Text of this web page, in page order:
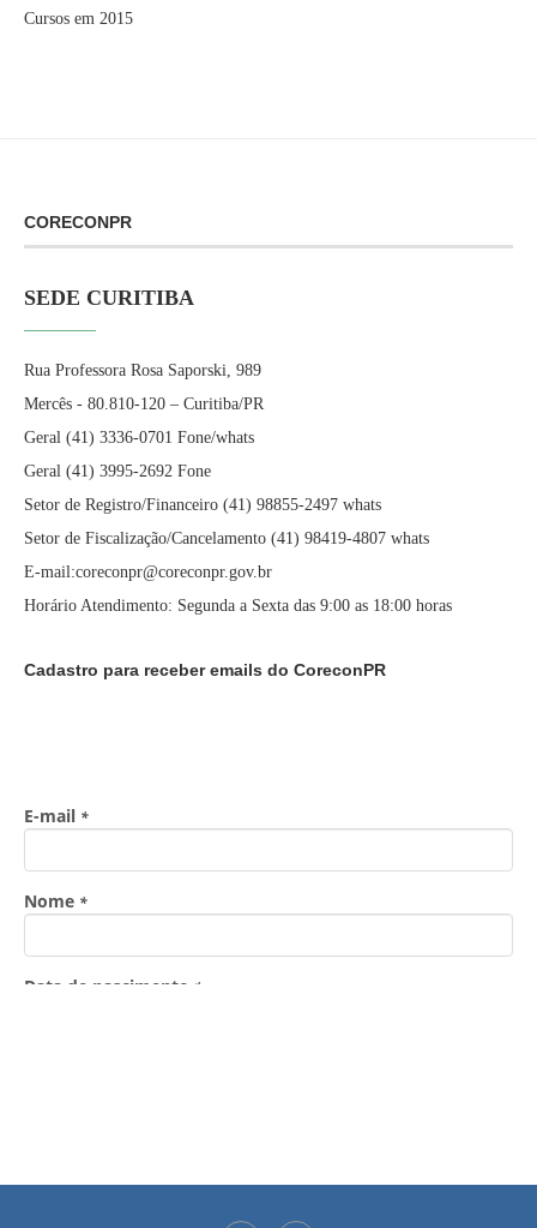
Cursos em 2015
CORECONPR
SEDE CURITIBA
Rua Professora Rosa Saporski, 989
Mercês - 80.810-120 – Curitiba/PR
Geral (41) 3336-0701 Fone/whats
Geral (41) 3995-2692 Fone
Setor de Registro/Financeiro (41) 98855-2497 whats
Setor de Fiscalização/Cancelamento (41) 98419-4807 whats
E-mail:coreconpr@coreconpr.gov.br
Horário Atendimento: Segunda a Sexta das 9:00 as 18:00 horas
Cadastro para receber emails do CoreconPR